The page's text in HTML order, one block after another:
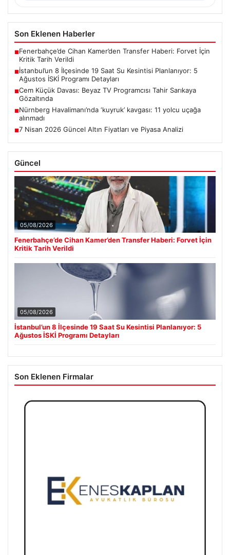
Son Eklenen Haberler
■Fenerbahçe’de Cihan Kamer’den Transfer Haberi: Forvet İçin
Kritik Tarih Verildi
■İstanbul’un 8 İlçesinde 19 Saat Su Kesintisi Planlanıyor: 5
Ağustos İSKİ Programı Detayları
■Cem Küçük Davası: Beyaz TV Programcısı Tahir Sarıkaya
Gözaltında
■Nürnberg Havalimanı’nda ‘kuyruk’ kavgası: 11 yolcu uçağa
alınmadı
■7 Nisan 2026 Güncel Altın Fiyatları ve Piyasa Analizi
Güncel
05/08/2026
Fenerbahçe’de Cihan Kamer’den Transfer Haberi: Forvet İçin
Kritik Tarih Verildi
05/08/2026
İstanbul’un 8 İlçesinde 19 Saat Su Kesintisi Planlanıyor: 5
Ağustos İSKİ Programı Detayları
Son Eklenen Firmalar